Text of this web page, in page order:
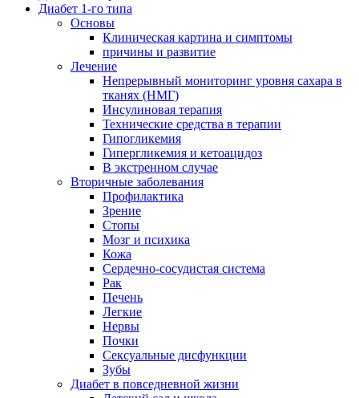
Диабет 1-го типа
Основы
Клиническая картина и симптомы
причины и развитие
Лечение
Непрерывный мониторинг уровня сахара в
тканях (НМГ)
Инсулиновая терапия
Технические средства в терапии
Гипогликемия
Гипергликемия и кетоацидоз
В экстренном случае
Вторичные заболевания
Профилактика
Зрение
Стопы
Мозг и психика
Кожа
Сердечно-сосудистая система
Рак
Печень
Легкие
Нервы
Почки
Сексуальные дисфункции
Зубы
Диабет в повседневной жизни